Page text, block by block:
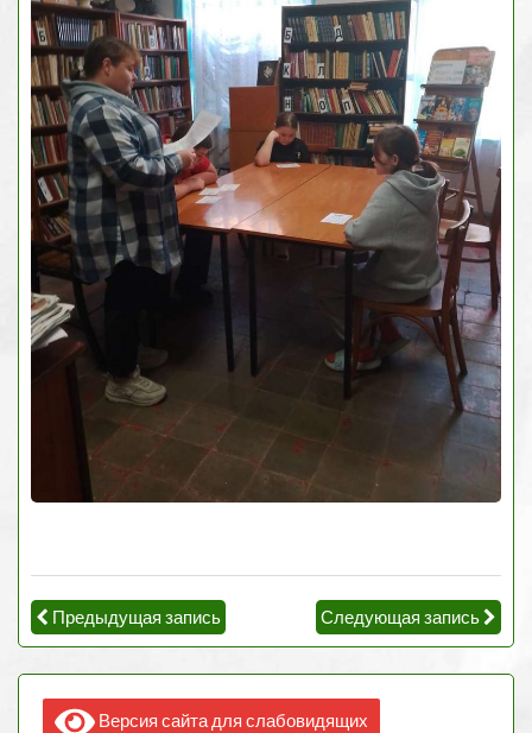
Предыдущая запись Следующая запись
Версия сайта для слабовидящих